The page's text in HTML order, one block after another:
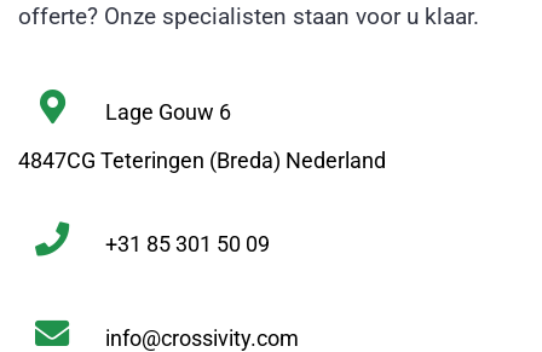
offerte? Onze specialisten staan voor u klaar.
Lage Gouw 6
4847CG Teteringen (Breda) Nederland
+31 85 301 50 09
info@crossivity.com